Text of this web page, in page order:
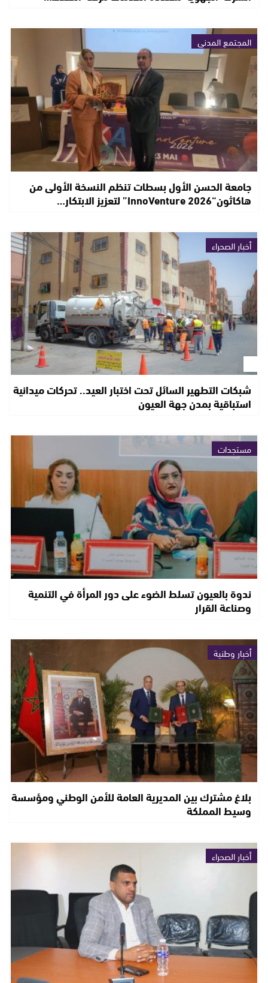
المجتمع المدني
جامعة الحسن الأول بسطات تنظم النسخة الأولى من
هاكاثون“InnoVenture 2026” لتعزيز الابتكار…
أخبار الصحراء
شبكات التطهير السائل تحت اختبار العيد.. تحركات ميدانية
استباقية بمدن جهة العيون
مستجدات
ندوة بالعيون تسلط الضوء على دور المرأة في التنمية
وصناعة القرار
أخبار وطنية
بلاغ مشترك بين المديرية العامة للأمن الوطني ومؤسسة
وسيط المملكة
أخبار الصحراء